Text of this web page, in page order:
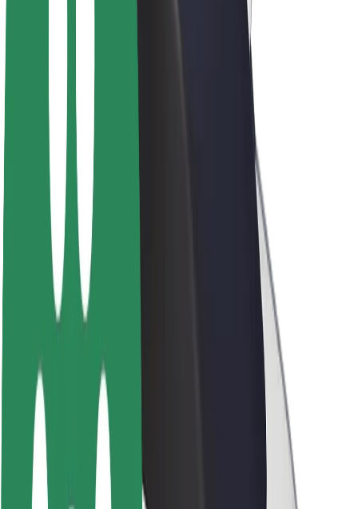
Bolt Εμπόρους Τροφίμων
Franchises
Θέσεις εργασίας
Σχετικά με τη Bolt
Βιωσιμότητα στη Bolt
Project Zero
Blog
Κέντρο Τύπου
Αποστολή
Σχέσεις με Επενδυτές
Ηγεσία
Μάρκα
Μέσα ενημέρωσης